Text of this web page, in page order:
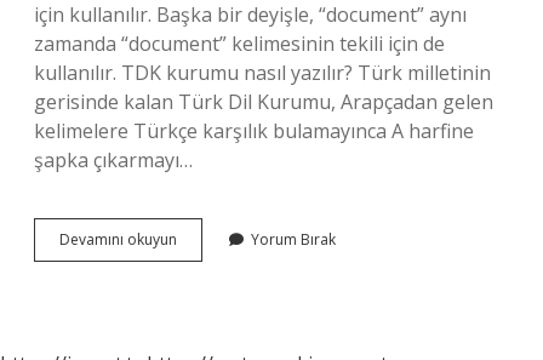
için kullanılır. Başka bir deyişle, “document” aynı
zamanda “document” kelimesinin tekili için de
kullanılır. TDK kurumu nasıl yazılır? Türk milletinin
gerisinde kalan Türk Dil Kurumu, Arapçadan gelen
kelimelere Türkçe karşılık bulamayınca A harfine
şapka çıkarmayı…
Devamını okuyun
Nasil
Yorum Bırak